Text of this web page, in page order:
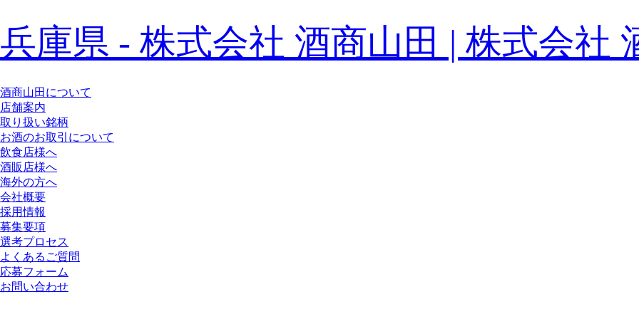
兵庫県 - 株式会社 酒商山田 | 株式会社
酒商山田について
店舗案内
取り扱い銘柄
お酒のお取引について
飲食店様へ
酒販店様へ
海外の方へ
会社概要
採用情報
募集要項
選考プロセス
よくあるご質問
応募フォーム
お問い合わせ